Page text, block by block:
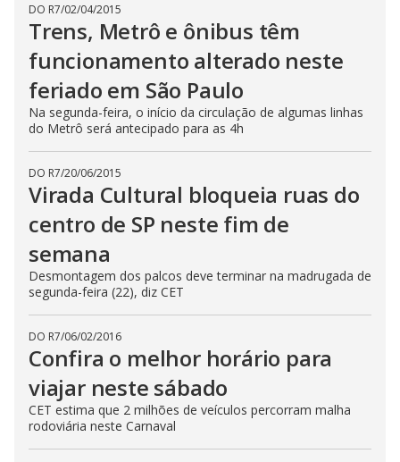
DO R7/02/04/2015
Trens, Metrô e ônibus têm
funcionamento alterado neste
feriado em São Paulo
Na segunda-feira, o início da circulação de algumas linhas
do Metrô será antecipado para as 4h
DO R7/20/06/2015
Virada Cultural bloqueia ruas do
centro de SP neste fim de
semana
Desmontagem dos palcos deve terminar na madrugada de
segunda-feira (22), diz CET
DO R7/06/02/2016
Confira o melhor horário para
viajar neste sábado
CET estima que 2 milhões de veículos percorram malha
rodoviária neste Carnaval